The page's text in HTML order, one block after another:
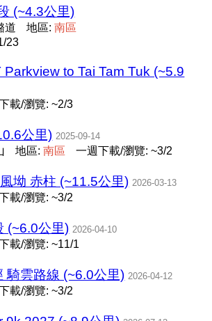
(~4.3公里)
道 地區:南區
23
to Tai Tam Tuk (~5.9
載/瀏覽: ~2/3
公里) 2025-09-14
地區:南區 一週下載/瀏覽: ~3/2
坳 赤柱 (~11.5公里) 2026-03-13
載/瀏覽: ~3/2
(~6.0公里) 2026-04-10
載/瀏覽: ~11/1
騎雲路線 (~6.0公里) 2026-04-12
載/瀏覽: ~3/2